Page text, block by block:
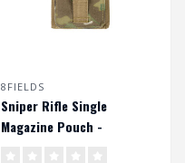
8FIELDS
Sniper Rifle Single
Magazine Pouch -